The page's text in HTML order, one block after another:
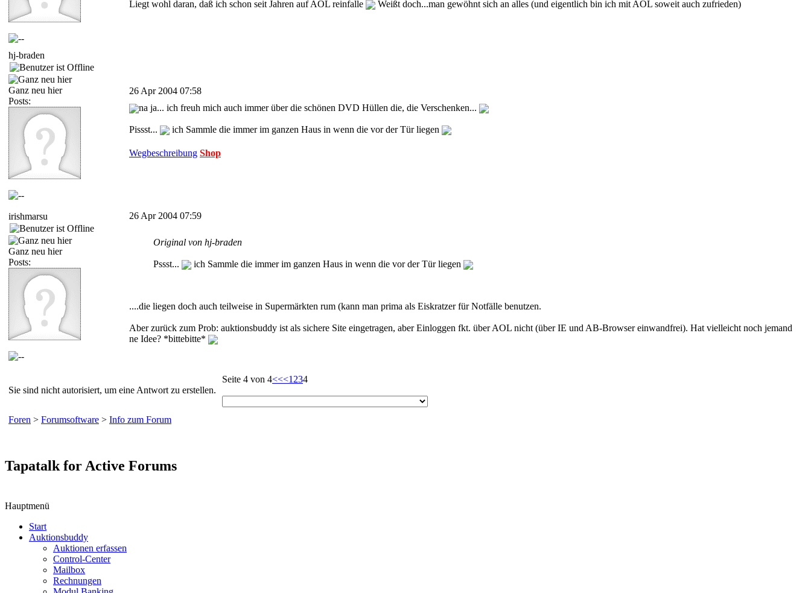
Liegt wohl daran, daß ich schon seit Jahren auf AOL reinfalle Weißt doch...man gewöhnt sich an alles (und eigentlich bin ich mit AOL soweit auch zufrieden)
hj-braden
Ganz neu hier
Posts:
26 Apr 2004 07:58
na ja... ich freuh mich auch immer über die schönen DVD Hüllen die, die Verschenken...
Pissst... ich Sammle die immer im ganzen Haus in wenn die vor der Tür liegen
Wegbeschreibung Shop
irishmarsu
Ganz neu hier
Posts:
26 Apr 2004 07:59
Original von hj-braden
Pssst... ich Sammle die immer im ganzen Haus in wenn die vor der Tür liegen
....die liegen doch auch teilweise in Supermärkten rum (kann man prima als Eiskratzer für Notfälle benutzen.
Aber zurück zum Prob: auktionsbuddy ist als sichere Site eingetragen, aber Einloggen fkt. über AOL nicht (über IE und AB-Browser einwandfrei). Hat vielleicht noch jemand
ne Idee? *bittebitte*
Sie sind nicht autorisiert, um eine Antwort zu erstellen.
Seite 4 von 4<<<1 234
Foren > Forumsoftware > Info zum Forum
Tapatalk for Active Forums
Hauptmenü
Start
Auktionsbuddy
Auktionen erfassen
Control-Center
Mailbox
Rechnungen